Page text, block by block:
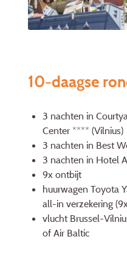
10-daagse
3 nachten in
Center **** (Vilnius)
3 nachten in Best
3 nachten in Hotel
9x ontbijt
huurwagen Toyota
all-in verzekering
vlucht Brussel-
of Air Baltic